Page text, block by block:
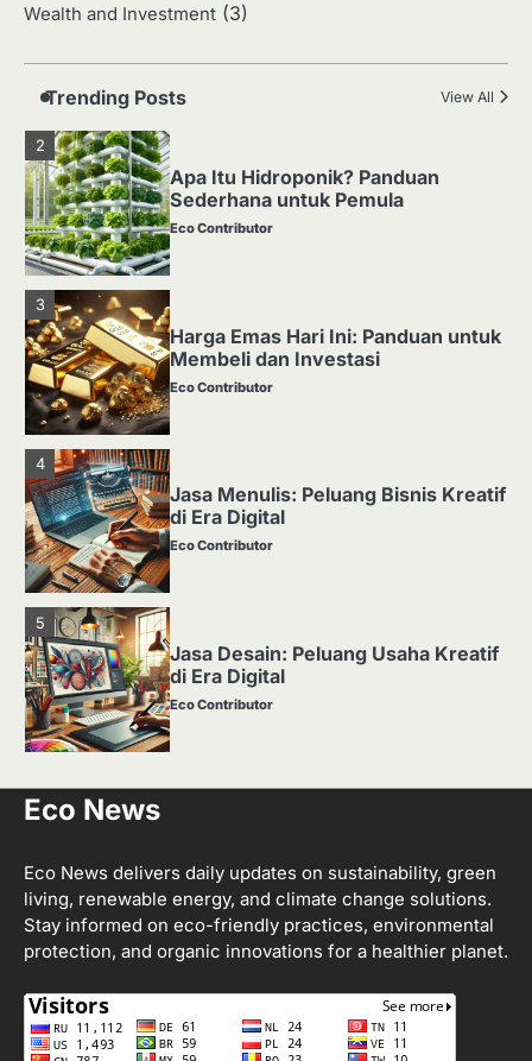
Wealth and Investment (3)
Trending Posts View All
Media Tanam: Jenis, Fungsi, dan
Eco Contributor
2
Apa Itu Hidroponik? Panduan
Sederhana untuk Pemula
Eco Contributor
3
Harga Emas Hari Ini: Panduan untuk
Membeli dan Investasi
Eco Contributor
4
Jasa Menulis: Peluang Bisnis Kreatif
di Era Digital
Eco Contributor
5
Jasa Desain: Peluang Usaha Kreatif
di Era Digital
Eco Contributor
Eco Contributor
Sederhana untuk Pemula
Eco Contributor
Eco News
Eco News delivers daily updates on sustainability, green
living, renewable energy, and climate change solutions.
Stay informed on eco-friendly practices, environmental
protection, and organic innovations for a healthier planet.